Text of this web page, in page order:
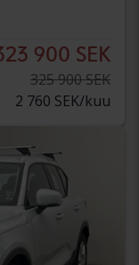
900 SEK
325 900 SEK
2 760 SEK/kuu